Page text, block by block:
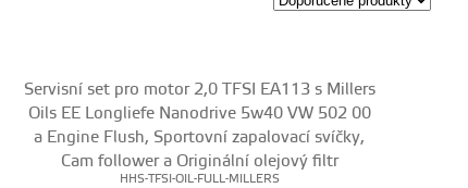
Servisní set pro motor 2,0 TFSI EA113 s Millers
Oils EE Longliefe Nanodrive 5w40 VW 502 00
a Engine Flush, Sportovní zapalovací svíčky,
Cam follower a Originální olejový filtr
HHS-TFSI-OIL-FULL-MILLERS